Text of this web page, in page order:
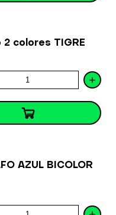
colores TIGRE
+
AZUL BICOLOR